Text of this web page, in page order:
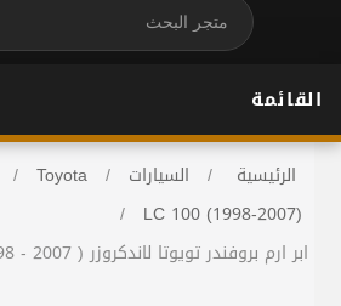
القائمة
الرئيسية / السيارات /
Toyota
/
LC 100 (1998-2007)
/
ابر ارم بروفندر تويوتا لاندكروزر LC100 ( 1998 - 2007 )